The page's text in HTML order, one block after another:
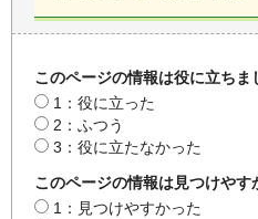
このページの情報は役に立ちま
1：役に立った
2：ふつう
3：役に立たなかった
このページの情報は見つけやす
1：見つけやすかった